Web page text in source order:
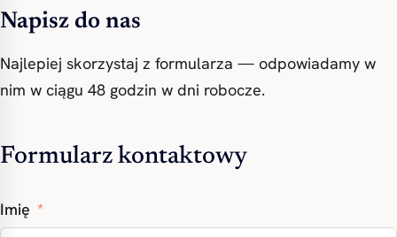
Napisz do nas
Najlepiej skorzystaj z formularza — odpowiadamy w
nim w ciągu 48 godzin w dni robocze.
Formularz kontaktowy
Imię